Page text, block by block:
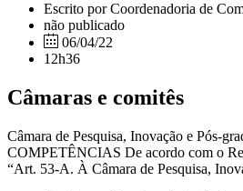
Escrito por Coordenadoria de
não publicado
06/04/22
12h36
Câmaras e comitês
Câmara de Pesquisa, Inovação e Pós-
COMPETÊNCIAS De acordo com o
“Art. 53-A. À Câmara de Pesquisa,